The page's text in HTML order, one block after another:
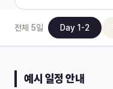
전체 5일 Day 1-2
예시 일정 안내